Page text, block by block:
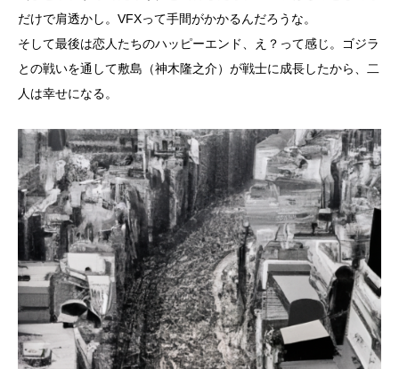
だけで肩透かし。VFXって手間がかかるんだろうな。
そして最後は恋人たちのハッピーエンド、え？って感じ。ゴジラ
との戦いを通して敷島（神木隆之介）が戦士に成長したから、二
人は幸せになる。